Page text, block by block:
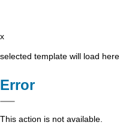
x
selected template will load here
Error
This action is not available.